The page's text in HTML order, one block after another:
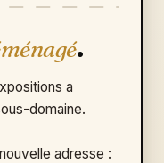
.
a
domaine.
adresse :